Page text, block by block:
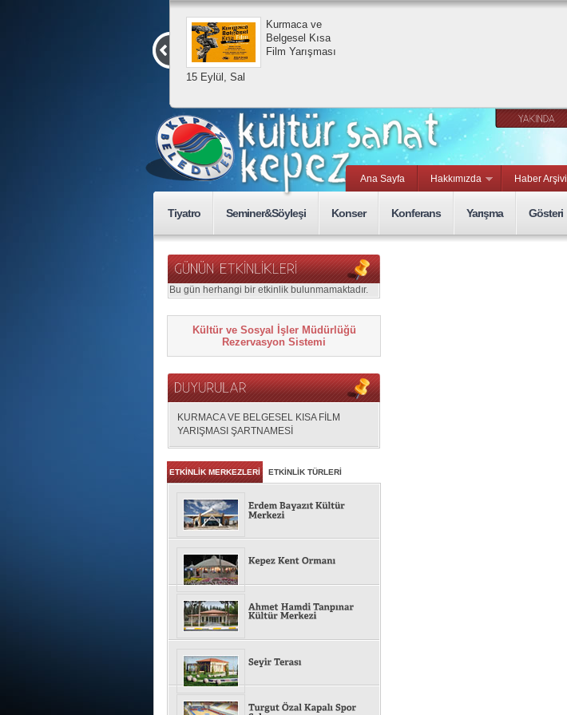
15 Eylül, Sal
Kurmaca ve
Belgesel Kısa
Film Yarışması
Ana Sayfa Hakkımızda Haber Arşivi
Tiyatro Seminer&Söyleşi Konser Konferans Yarışma Gösteri
Bu gün herhangi bir etkinlik bulunmamaktadır.
Kültür ve Sosyal İşler Müdürlüğü
Rezervasyon Sistemi
KURMACA VE BELGESEL KISA FİLM
YARIŞMASI ŞARTNAMESİ
ETKİNLİK MERKEZLERİ ETKİNLİK TÜRLERİ